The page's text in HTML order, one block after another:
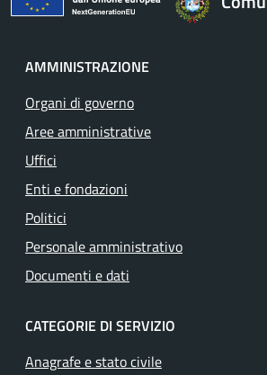
AMMINISTRAZIONE
Organi di governo
Aree amministrative
Uffici
Enti e fondazioni
Politici
Personale amministrativo
Documenti e dati
CATEGORIE DI SERVIZIO
Anagrafe e stato civile